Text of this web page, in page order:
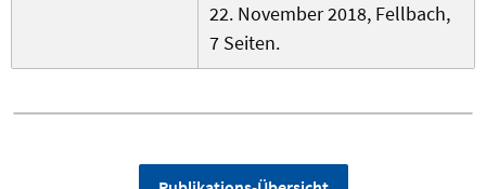
22. November 2018, Fellbach,
7 Seiten.